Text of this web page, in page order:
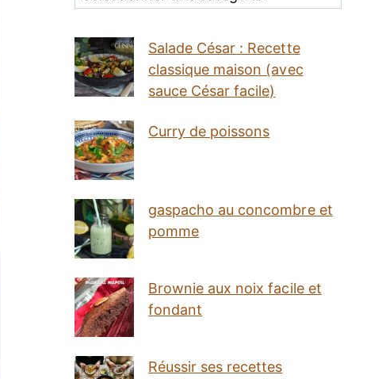
Salade César : Recette
classique maison (avec
sauce César facile)
Curry de poissons
gaspacho au concombre et
pomme
Brownie aux noix facile et
fondant
Réussir ses recettes